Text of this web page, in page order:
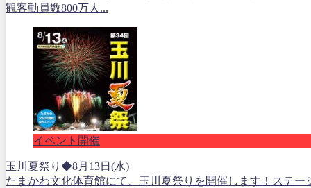
観客動員数800万人...
イベント開催
玉川夏祭り◆8月13日(水)
たまかわ文化体育館にて、玉川夏祭りを開催します！ステ